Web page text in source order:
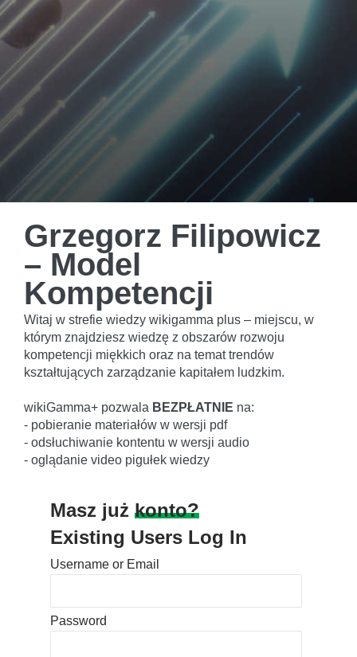
Grzegorz Filipowicz
– Model
Kompetencji
Witaj w strefie wiedzy wikigamma plus – miejscu, w
którym znajdziesz wiedzę z obszarów rozwoju
kompetencji miękkich oraz na temat trendów
kształtujących zarządzanie kapitałem ludzkim.
wikiGamma+ pozwala BEZPŁATNIE na:
- pobieranie materiałów w wersji pdf
- odsłuchiwanie kontentu w wersji audio
- oglądanie video pigułek wiedzy
Masz już konto?
Existing Users Log In
Username or Email
Password